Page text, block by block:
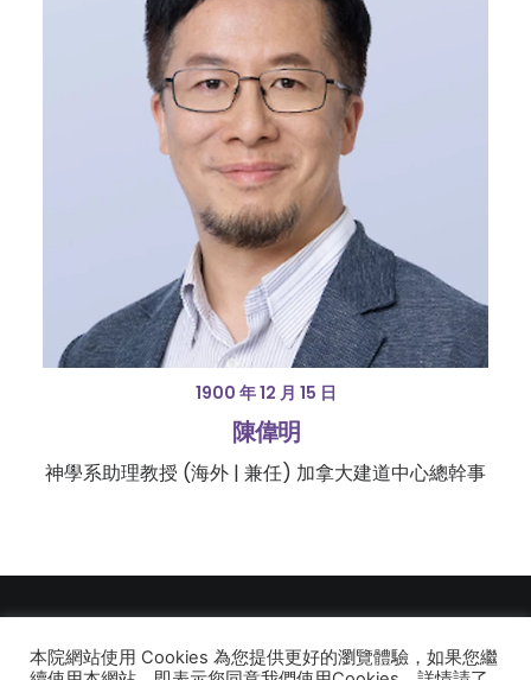
1900 年 12 月 15 日
陳偉明
神學系助理教授 (海外 | 兼任) 加拿大建道中心總幹事
© 2026 建道神學院Alliance Bible Seminary. All rights reserved
本院網站使用 Cookies 為您提供更好的瀏覽體驗，如果您繼